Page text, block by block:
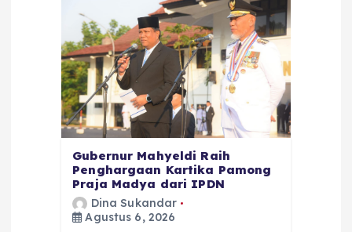
Gubernur Mahyeldi Raih
Penghargaan Kartika Pamong
Praja Madya dari IPDN
Dina Sukandar
Agustus 6, 2026